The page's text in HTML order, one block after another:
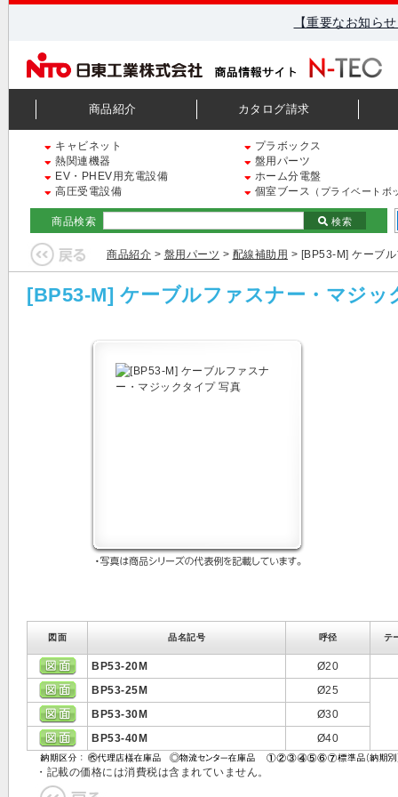
【重要なお知ら
商品紹介 カタログ請求
キャビネット
プラボックス
熱関連機器
盤用パーツ
EV・PHEV用充電設備
ホーム分電盤
高圧受電設備
個室ブース （プライベートボ
商品検索 検索
商品紹介 > 盤用パーツ > 配線補助用 > [BP53-M] ケーブ
[BP53-M] ケーブルファスナー・マジッ
図面 品名記号 呼径 テ
BP53-20M
Ø20
BP53-25M
Ø25
BP53-30M
Ø30
BP53-40M
Ø40
・記載の価格には消費税は含まれていません。